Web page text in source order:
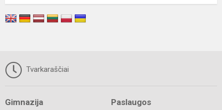
Tvarkaraščiai
Gimnazija Paslaugos